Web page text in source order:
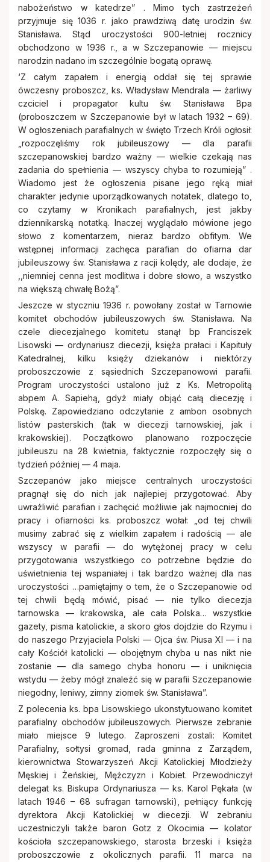
nabożeństwo w katedrze” . Mimo tych zastrzeżeń
przyjmuje się 1036 r. jako prawdziwą datę urodzin św.
Stanisława. Stąd uroczystości 900-letniej rocznicy
obchodzono w 1936 r., a w Szczepanowie — miejscu
narodzin nadano im szczególnie bogatą oprawę.
‘Z całym zapałem i energią oddał się tej sprawie
ówczesny proboszcz, ks. Władysław Mendrala — żarliwy
czciciel i propagator kultu św. Stanisława Bpa
(proboszczem w Szczepanowie był w latach 1932 – 69).
W ogłoszeniach parafialnych w święto Trzech Króli ogłosił:
„rozpoczęliśmy rok jubileuszowy — dla parafii
szczepanowskiej bardzo ważny — wielkie czekają nas
zadania do spełnienia — wszyscy chyba to rozumieją” .
Wiadomo jest że ogłoszenia pisane jego ręką miał
charakter jedynie uporządkowanych notatek, dlatego to,
co czytamy w Kronikach parafialnych, jest jakby
dziennikarską notatką. Inaczej wyglądało mówione jego
słowo z komentarzem, nieraz bardzo obfitym. We
wstępnej informacji zachęca parafian do ofiarna dar
jubileuszowy św. Stanisława z racji kolędy, ale dodaje, że
,,niemniej cenna jest modlitwa i dobre słowo, a wszystko
na większą chwałę Bożą”.
Jeszcze w styczniu 1936 r. powołany został w Tarnowie
komitet obchodów jubileuszowych św. Stanisława. Na
czele diecezjalnego komitetu stanął bp Franciszek
Lisowski — ordynariusz diecezji, księża prałaci i Kapituły
Katedralnej, kilku księży dziekanów i niektórzy
proboszczowie z sąsiednich Szczepanowowi parafii.
Program uroczystości ustalono już z Ks. Metropolitą
abpem A. Sapiehą, gdyż miały objąć całą diecezję i
Polskę. Zapowiedziano odczytanie z ambon osobnych
listów pasterskich (tak w diecezji tarnowskiej, jak i
krakowskiej). Początkowo planowano rozpoczęcie
jubileuszu na 28 kwietnia, faktycznie rozpoczęły się o
tydzień później — 4 maja.
Szczepanów jako miejsce centralnych uroczystości
pragnął się do nich jak najlepiej przygotować. Aby
uwrażliwić parafian i zachęcić możliwie jak najmocniej do
pracy i ofiarności ks. proboszcz wołał: „od tej chwili
musimy zabrać się z wielkim zapałem i radością — ale
wszyscy w parafii — do wytężonej pracy w celu
przygotowania wszystkiego co potrzebne będzie do
uświetnienia tej wspaniałej i tak bardzo ważnej dla nas
uroczystości …pamiętajmy o tem, że o Szczepanowie od
tej chwili będą mówić, pisać — nie tylko diecezja
tarnowska — krakowska, ale cała Polska… wszystkie
gazety, pisma katolickie, a skoro głos dojdzie do Rzymu i
do naszego Przyjaciela Polski — Ojca św. Piusa XI — i na
cały Kościół katolicki — obojętnym chyba u nas nikt nie
zostanie — dla samego chyba honoru — i uniknięcia
wstydu — żeby mógł znaleźć się w parafii Szczepanowie
niegodny, leniwy, zimny ziomek św. Stanisława”.
Z polecenia ks. bpa Lisowskiego ukonstytuowano komitet
parafialny obchodów jubileuszowych. Pierwsze zebranie
miało miejsce 9 lutego. Zaproszeni zostali: Komitet
Parafialny, sołtysi gromad, rada gminna z Zarządem,
kierownictwa Stowarzyszeń Akcji Katolickiej Młodzieży
Męskiej i Żeńskiej, Mężczyzn i Kobiet. Przewodniczył
delegat ks. Biskupa Ordynariusza — ks. Karol Pękała (w
latach 1946 – 68 sufragan tarnowski), pełniący funkcję
dyrektora Akcji Katolickiej w diecezji. W zebraniu
uczestniczyli także baron Gotz z Okocimia — kolator
kościoła szczepanowskiego, starosta brzeski i księża
proboszczowie z okolicznych parafii. 11 marca na